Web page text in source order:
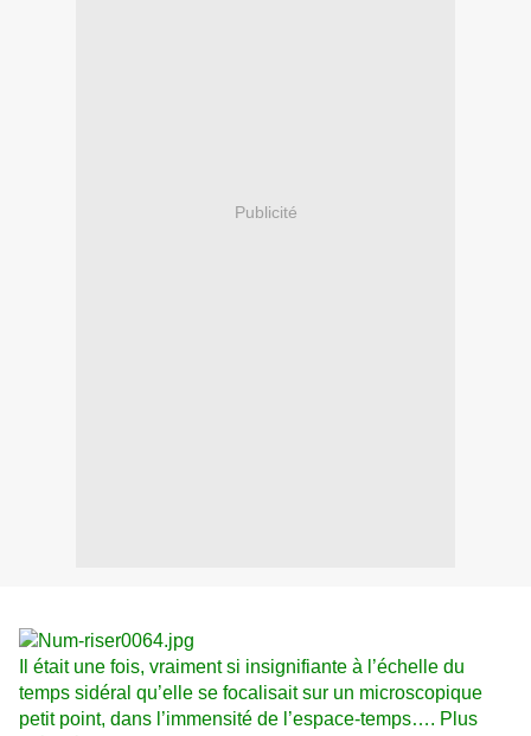
Publicité
Il était une fois, vraiment si insignifiante à l’échelle du
temps sidéral qu’elle se focalisait sur un microscopique
petit point, dans l’immensité de l’espace-temps…. Plus